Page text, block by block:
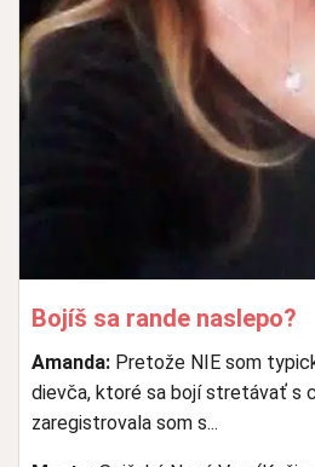
Bojíš sa rande naslepo?
Amanda: Pretože NIE som
dievča, ktoré sa bojí stretávať s
zaregistrovala som s...